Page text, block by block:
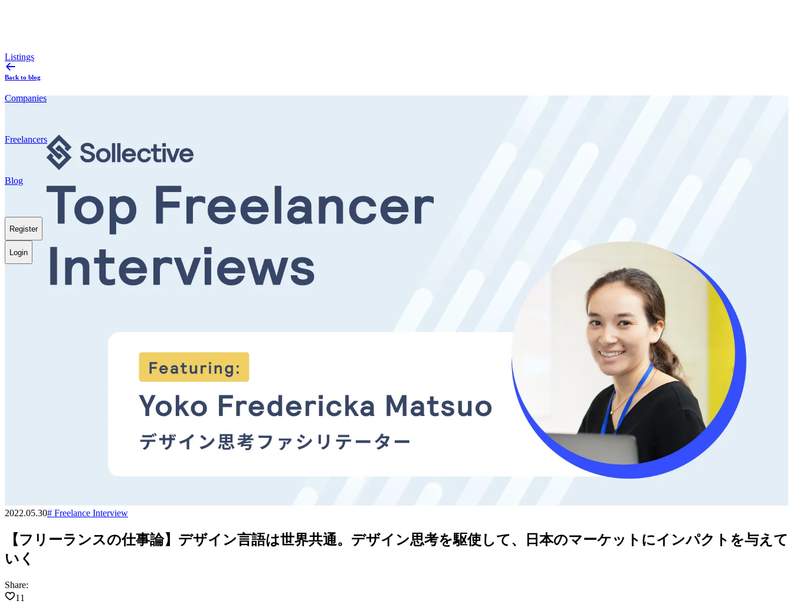
Listings
Companies
Freelancers
Blog
Register
Login
Back to blog
2022.05.30# Freelance Interview
【フリーランスの仕事論】デザイン言語は世界共通。デザイン思考を駆使して、日本のマーケットにインパクトを与えて
いく
Share:
11